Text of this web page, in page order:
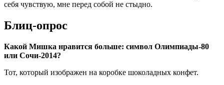
себя чувствую, мне перед собой не стыдно.
Блиц-опрос
Какой Мишка нравится больше: символ Олимпиады-80
или Сочи-2014?
Тот, который изображен на коробке шоколадных конфет.